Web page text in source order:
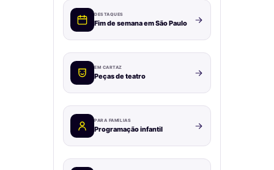
DESTAQUES
Fim de semana em São Paulo
EM CARTAZ
Peças de teatro
PARA FAMÍLIAS
Programação infantil